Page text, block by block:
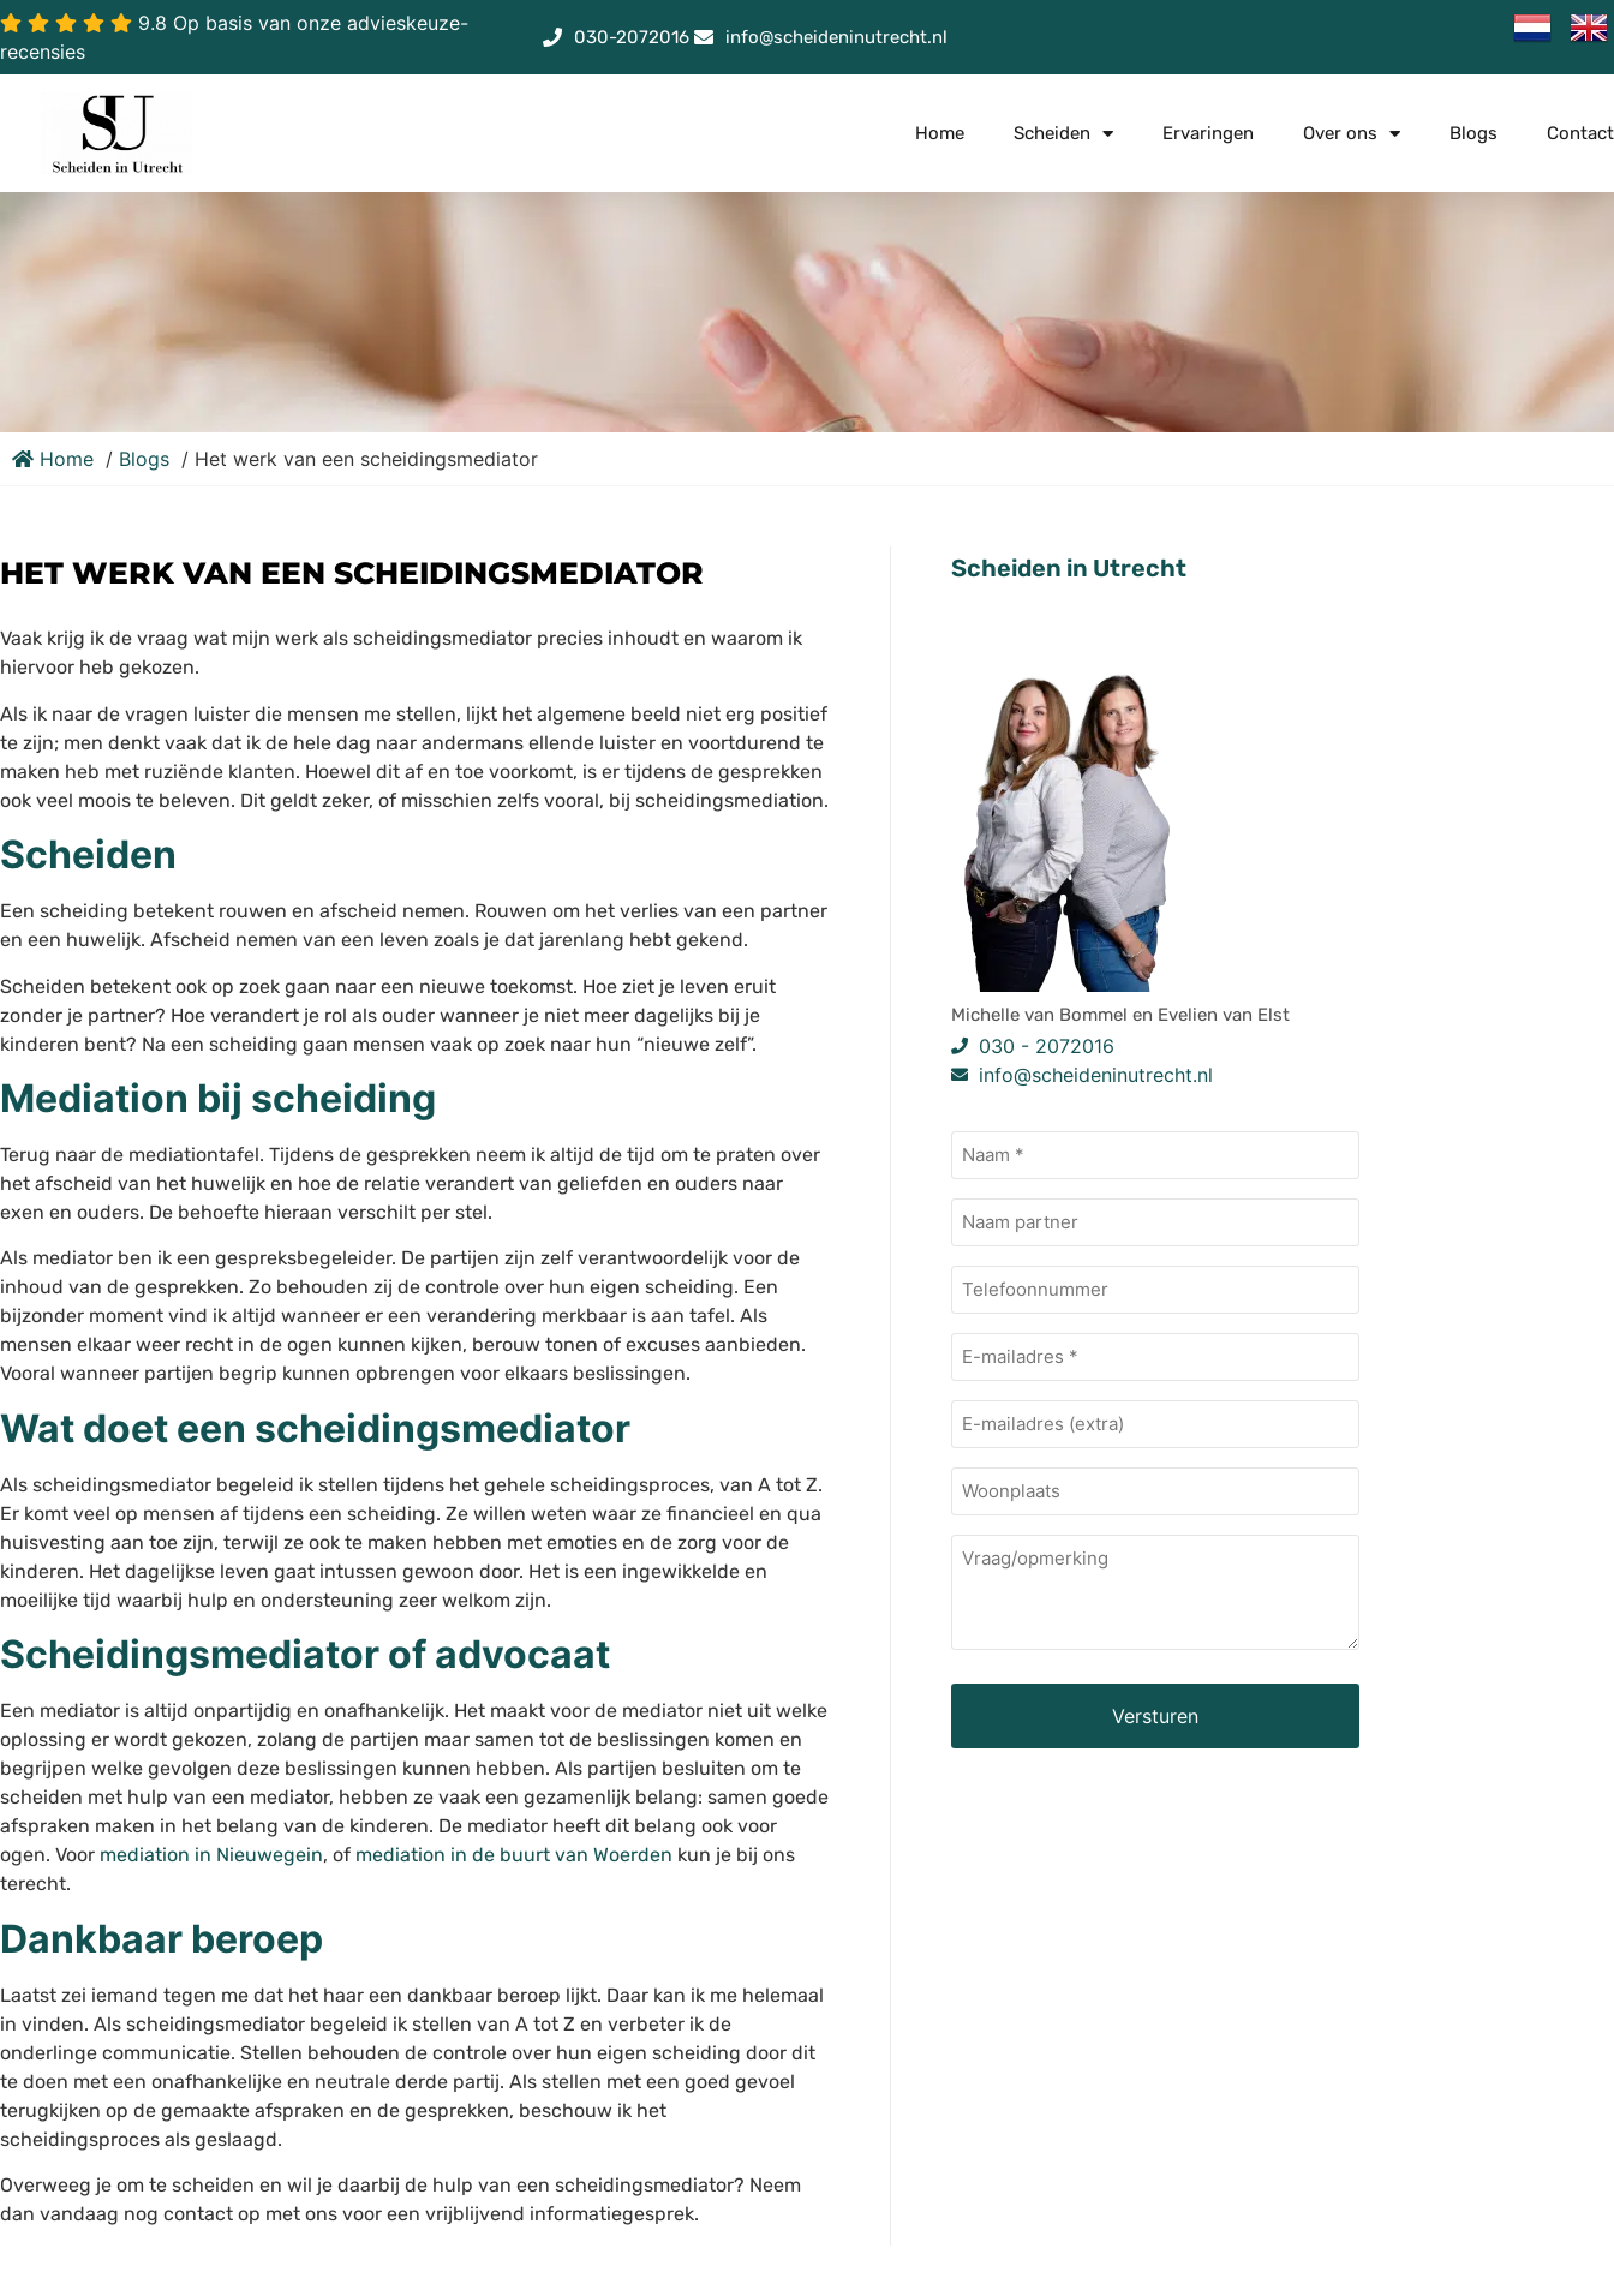
9.8 Op basis van onze advieskeuze-
recensies
030-2072016 info@scheideninutrecht.nl
Home Scheiden Ervaringen Over ons Blogs Contact
Home Blogs Het werk van een scheidingsmediator
HET WERK VAN EEN SCHEIDINGSMEDIATOR
Vaak krijg ik de vraag wat mijn werk als scheidingsmediator precies inhoudt en waarom ik
hiervoor heb gekozen.
Als ik naar de vragen luister die mensen me stellen, lijkt het algemene beeld niet erg positief
te zijn; men denkt vaak dat ik de hele dag naar andermans ellende luister en voortdurend te
maken heb met ruziënde klanten. Hoewel dit af en toe voorkomt, is er tijdens de gesprekken
ook veel moois te beleven. Dit geldt zeker, of misschien zelfs vooral, bij scheidingsmediation.
Scheiden
Een scheiding betekent rouwen en afscheid nemen. Rouwen om het verlies van een partner
en een huwelijk. Afscheid nemen van een leven zoals je dat jarenlang hebt gekend.
Scheiden betekent ook op zoek gaan naar een nieuwe toekomst. Hoe ziet je leven eruit
zonder je partner? Hoe verandert je rol als ouder wanneer je niet meer dagelijks bij je
kinderen bent? Na een scheiding gaan mensen vaak op zoek naar hun “nieuwe zelf”.
Mediation bij scheiding
Terug naar de mediationtafel. Tijdens de gesprekken neem ik altijd de tijd om te praten over
het afscheid van het huwelijk en hoe de relatie verandert van geliefden en ouders naar
exen en ouders. De behoefte hieraan verschilt per stel.
Als mediator ben ik een gespreksbegeleider. De partijen zijn zelf verantwoordelijk voor de
inhoud van de gesprekken. Zo behouden zij de controle over hun eigen scheiding. Een
bijzonder moment vind ik altijd wanneer er een verandering merkbaar is aan tafel. Als
mensen elkaar weer recht in de ogen kunnen kijken, berouw tonen of excuses aanbieden.
Vooral wanneer partijen begrip kunnen opbrengen voor elkaars beslissingen.
Wat doet een scheidingsmediator
Als scheidingsmediator begeleid ik stellen tijdens het gehele scheidingsproces, van A tot Z.
Er komt veel op mensen af tijdens een scheiding. Ze willen weten waar ze financieel en qua
huisvesting aan toe zijn, terwijl ze ook te maken hebben met emoties en de zorg voor de
kinderen. Het dagelijkse leven gaat intussen gewoon door. Het is een ingewikkelde en
moeilijke tijd waarbij hulp en ondersteuning zeer welkom zijn.
Scheidingsmediator of advocaat
Een mediator is altijd onpartijdig en onafhankelijk. Het maakt voor de mediator niet uit welke
oplossing er wordt gekozen, zolang de partijen maar samen tot de beslissingen komen en
begrijpen welke gevolgen deze beslissingen kunnen hebben. Als partijen besluiten om te
scheiden met hulp van een mediator, hebben ze vaak een gezamenlijk belang: samen goede
afspraken maken in het belang van de kinderen. De mediator heeft dit belang ook voor
ogen. Voor mediation in Nieuwegein, of mediation in de buurt van Woerden kun je bij ons
terecht.
Dankbaar beroep
Laatst zei iemand tegen me dat het haar een dankbaar beroep lijkt. Daar kan ik me helemaal
in vinden. Als scheidingsmediator begeleid ik stellen van A tot Z en verbeter ik de
onderlinge communicatie. Stellen behouden de controle over hun eigen scheiding door dit
te doen met een onafhankelijke en neutrale derde partij. Als stellen met een goed gevoel
terugkijken op de gemaakte afspraken en de gesprekken, beschouw ik het
scheidingsproces als geslaagd.
Overweeg je om te scheiden en wil je daarbij de hulp van een scheidingsmediator? Neem
dan vandaag nog contact op met ons voor een vrijblijvend informatiegesprek.
Scheiden in Utrecht
Michelle van Bommel en Evelien van Elst
030 - 2072016
info@scheideninutrecht.nl
Naam
(Vereist)
Naam
extra
Telefoonnummer
E-
mailadres
(Vereist)
E-
mailadres
Woonplaats
Vraag/opmerking